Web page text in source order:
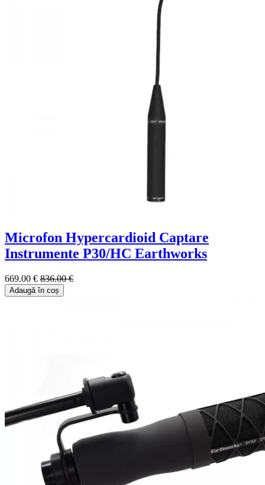
Microfon Hypercardioid Captare
Instrumente P30/HC Earthworks
669.00 € 836.00 €
Adaugă în coș